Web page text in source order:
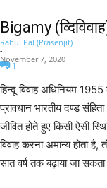
Bigamy
Rahul Pal (Prasenjit)
-
November 7, 2020
1
हिन्दू विवाह अधिनियम
प्रावधान भारतीय दण्ड
जीवित होते हुए किसी ऐसी
विवाह करना अमान्य होता
सात वर्ष तक बढ़ाया जा